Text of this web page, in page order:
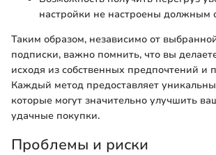
настройки не настроены должным
Таким образом, независимо от
подписки, важно помнить, что вы
исходя из собственных предпочтений и
Каждый метод предоставляет
которые могут значительно улучшить
удачные покупки.
Проблемы и риски